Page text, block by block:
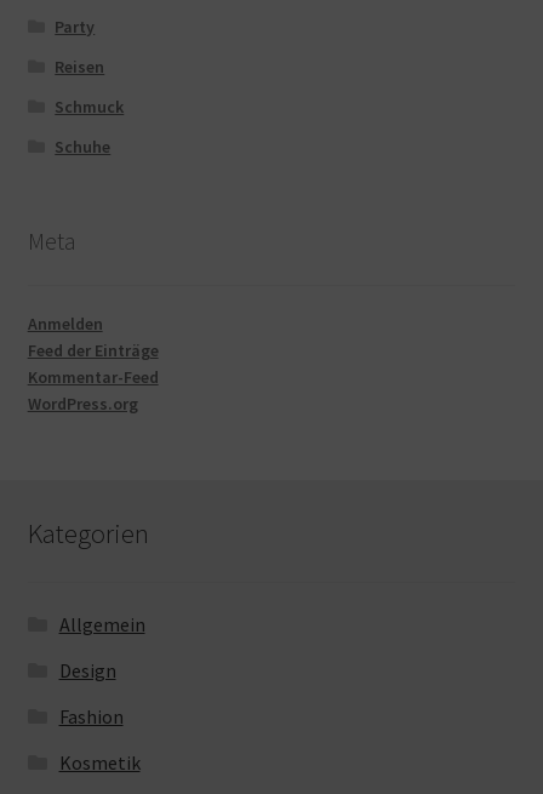
Party
Reisen
Schmuck
Schuhe
Meta
Anmelden
Feed der Einträge
Kommentar-Feed
WordPress.org
Kategorien
Allgemein
Design
Fashion
Kosmetik